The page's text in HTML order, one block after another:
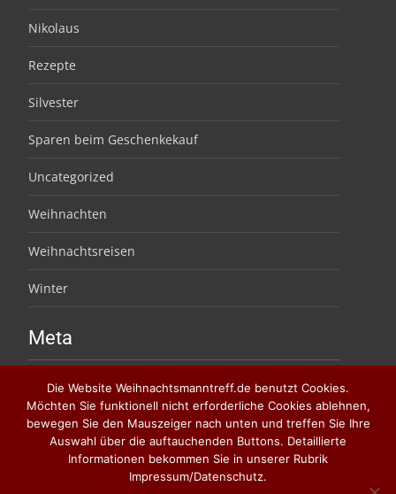
Nikolaus
Rezepte
Silvester
Sparen beim Geschenkekauf
Uncategorized
Weihnachten
Weihnachtsreisen
Winter
Meta
Eintrags-Feed
Kommentar-Feed
Die Website Weihnachtsmanntreff.de benutzt Cookies.
Möchten Sie funktionell nicht erforderliche Cookies ablehnen,
bewegen Sie den Mauszeiger nach unten und treffen Sie Ihre
Auswahl über die auftauchenden Buttons. Detaillierte
Informationen bekommen Sie in unserer Rubrik
Impressum/Datenschutz.